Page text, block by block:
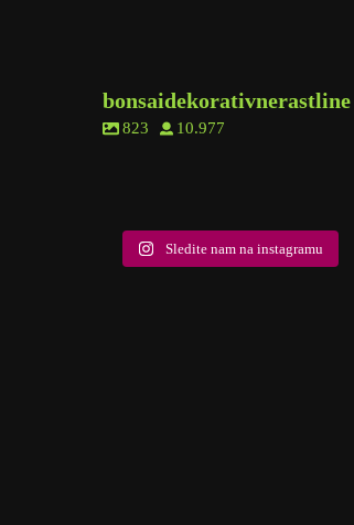
bonsaidekorativnerastline
823 10.977
Sledite nam na instagramu